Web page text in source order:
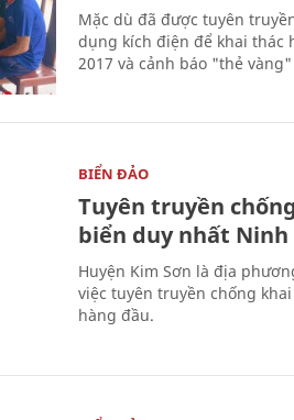
Mặc dù đã được tuyên
dụng kích điện để khai thác
2017 và cảnh báo "thẻ
BIỂN ĐẢO
Tuyên truyền
biển duy nhất Ninh
Huyện Kim Sơn là địa
việc tuyên truyền chống
hàng đầu.